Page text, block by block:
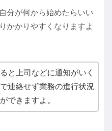
分が何から始めたらいい
かかりやすくなりますよ
と上司などに通知がいく
連絡せず業務の進行状況
できますよ。